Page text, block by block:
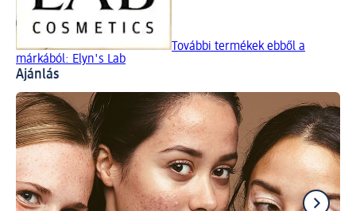
További termékek ebből a
márkából: Elyn's Lab
Ajánlás